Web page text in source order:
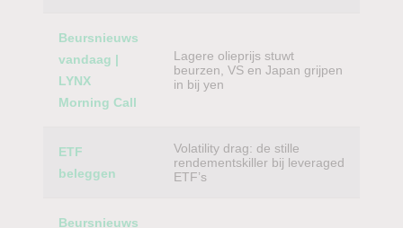
Beursnieuws
vandaag |
LYNX
Morning Call
Lagere olieprijs stuwt
beurzen, VS en Japan grijpen
in bij yen
ETF
beleggen
Volatility drag: de stille
rendementskiller bij leveraged
ETF’s
Beursnieuws